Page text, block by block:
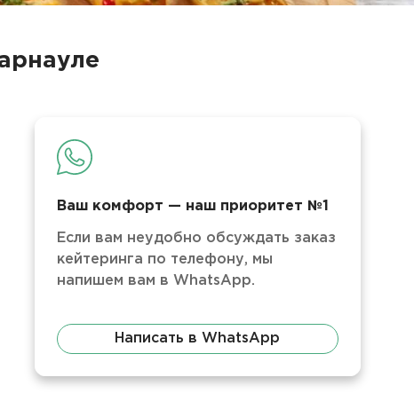
Ваш комфорт — наш приоритет №1
Если вам неудобно обсуждать заказ
кейтеринга по телефону, мы
напишем вам в WhatsApp.
Написать в WhatsApp